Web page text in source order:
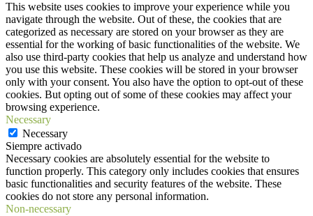
This website uses cookies to improve your experience while you
navigate through the website. Out of these, the cookies that are
categorized as necessary are stored on your browser as they are
essential for the working of basic functionalities of the website. We
also use third-party cookies that help us analyze and understand how
you use this website. These cookies will be stored in your browser
only with your consent. You also have the option to opt-out of these
cookies. But opting out of some of these cookies may affect your
browsing experience.
Necessary
Necessary
Siempre activado
Necessary cookies are absolutely essential for the website to
function properly. This category only includes cookies that ensures
basic functionalities and security features of the website. These
cookies do not store any personal information.
Non-necessary